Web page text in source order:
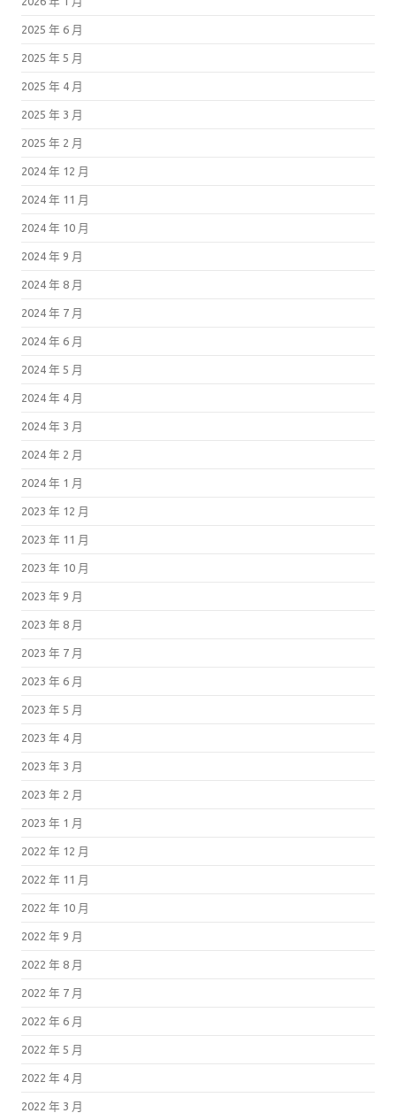
2025 年 6 月
2025 年 5 月
2025 年 4 月
2025 年 3 月
2025 年 2 月
2024 年 12 月
2024 年 11 月
2024 年 10 月
2024 年 9 月
2024 年 8 月
2024 年 7 月
2024 年 6 月
2024 年 5 月
2024 年 4 月
2024 年 3 月
2024 年 2 月
2024 年 1 月
2023 年 12 月
2023 年 11 月
2023 年 10 月
2023 年 9 月
2023 年 8 月
2023 年 7 月
2023 年 6 月
2023 年 5 月
2023 年 4 月
2023 年 3 月
2023 年 2 月
2023 年 1 月
2022 年 12 月
2022 年 11 月
2022 年 10 月
2022 年 9 月
2022 年 8 月
2022 年 7 月
2022 年 6 月
2022 年 5 月
2022 年 4 月
2022 年 3 月